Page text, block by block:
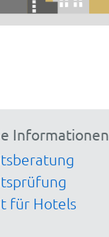
Informationen
für Hotels